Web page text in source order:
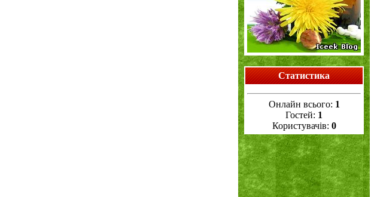
Статистика
Онлайн всього: 1
Гостей: 1
Користувачів: 0